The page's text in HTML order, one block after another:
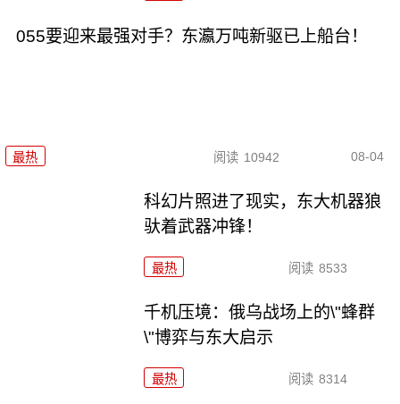
055要迎来最强对手？东瀛万吨新驱已上船台！
最热 阅读 10942 08-04
科幻片照进了现实，东大机器狼
驮着武器冲锋！
最热 阅读 8533
千机压境：俄乌战场上的\"蜂群
\"博弈与东大启示
最热 阅读 8314